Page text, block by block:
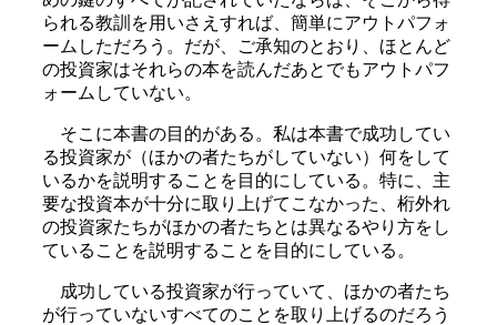
られる教訓を用いさえすれば、簡単にアウトパフォ
ームしただろう。だが、ご承知のとおり、ほとんど
の投資家はそれらの本を読んだあとでもアウトパフ
ォームしていない。
そこに本書の目的がある。私は本書で成功してい
る投資家が（ほかの者たちがしていない）何をして
いるかを説明することを目的にしている。特に、主
要な投資本が十分に取り上げてこなかった、桁外れ
の投資家たちがほかの者たちとは異なるやり方をし
ていることを説明することを目的にしている。
成功している投資家が行っていて、ほかの者たち
が行っていないすべてのことを取り上げるのだろう